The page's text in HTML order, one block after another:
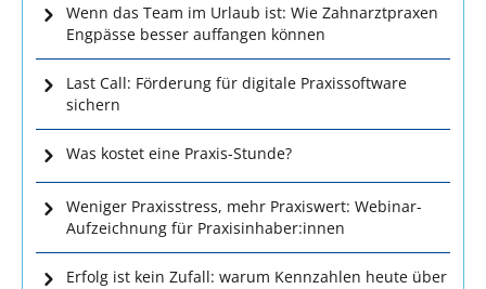
Wenn das Team im Urlaub ist: Wie Zahnarztpraxen
Engpässe besser auffangen können
Last Call: Förderung für digitale Praxissoftware
sichern
Was kostet eine Praxis-Stunde?
Weniger Praxisstress, mehr Praxiswert: Webinar-
Aufzeichnung für Praxisinhaber:innen
Erfolg ist kein Zufall: warum Kennzahlen heute über